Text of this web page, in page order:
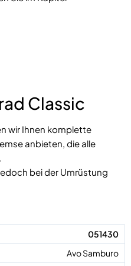
Classic
wir Ihnen komplette
anbieten, die alle
bei der Umrüstung
051430
Avo Samburo